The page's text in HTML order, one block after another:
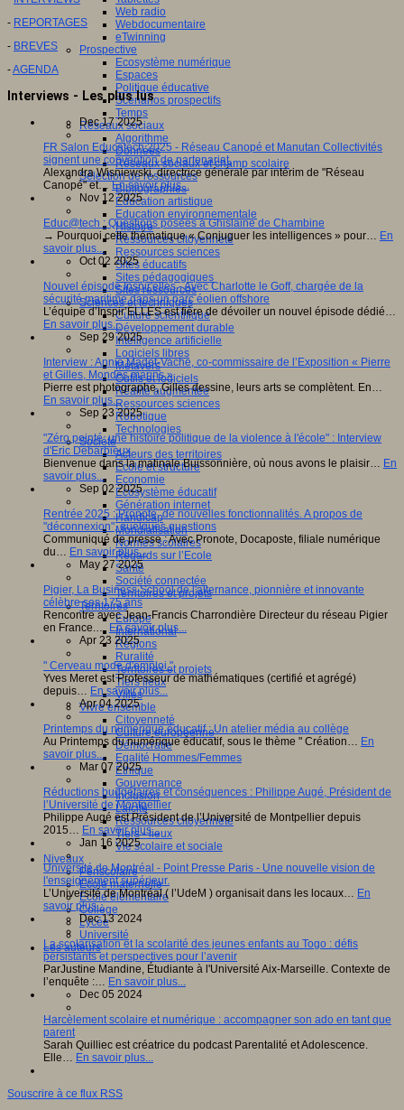
Web radio
Webdocumentaire
eTwinning
Prospective
Ecosystème numérique
Espaces
Politique éducative
Scénarios prospectifs
Temps
Réseaux sociaux
Algorithme
Données
Réseaux sociaux et champ scolaire
Sélection de ressources
Bibliographies
Education artistique
Education environnementale
Histoire
Ressources citoyenneté
Ressources sciences
Sites éducatifs
Sites pédagogiques
Sites ressources
Sciences et techniques
Culture scientifique
Développement durable
Intelligence artificielle
Logiciels libres
Métavers
Outils et logiciels
Réalité augmentée
Ressources sciences
Robotique
Technologies
Société
Acteurs des territoires
Ecole et structure
Economie
Ecosystème éducatif
Génération internet
Handicap
Mondialisation
Normes scolaires
Regards sur l’Ecole
Santé
Société connectée
Territoires et projets
Territoires
Europe
International
Régions
Ruralité
Territoires et projets
Tiers lieux
Villes
Vivre ensemble
Citoyenneté
Culture européenne
Démocratie
Egalité Hommes/Femmes
Ethique
Gouvernance
Inclusion
Laïcité
Ressources citoyenneté
Tiers - lieux
Vie scolaire et sociale
Niveaux
Périscolaire
Ecole maternelle
Ecole élémentaire
Collège
Lycée
Université
Les auteurs
- REPORTAGES
- BREVES
-AGENDA
Interviews - Les plus lus
Dec 17 2025
FR Salon Educatech 2025 - Réseau Canopé et Manutan Collectivités
signent une convention de partenariat.
Alexandra Wisniewski, directrice générale par intérim de "Réseau
Canopé" et…En savoir plus...
Nov 12 2025
Educ@tech : Questions posées à Ghislaine de Chambine
→ Pourquoi cette thématique « Conjuguer les intelligences » pour… En
savoir plus...
Oct 02 2025
Nouvel épisode Inspir'elles - Avec Charlotte le Goff, chargée de la
sécurité maritime dans un parc éolien offshore
L’équipe d’Inspir’ELLES est fière de dévoiler un nouvel épisode dédié…
En savoir plus...
Sep 29 2025
Interview : Annie Madet-Vache, co-commissaire de l’Exposition « Pierre
et Gilles, Mondes marins »
Pierre est photographe, Gilles dessine, leurs arts se complètent. En…
En savoir plus...
Sep 23 2025
"Zéro pointé, une histoire politique de la violence à l'école" : Interview
d'Eric Debarbieux
Bienvenue dans la matinale Buissonnière, où nous avons le plaisir… En
savoir plus...
Sep 02 2025
Rentrée 2025 : Pronote, de nouvelles fonctionnalités. A propos de
"déconnexion", quelques questions
Communiqué de presse : Avec Pronote, Docaposte, filiale numérique
du… En savoir plus...
May 27 2025
Pigier, La Business School de l'alternance, pionnière et innovante
célèbre ses 175 ans
Rencontre avec Jean-Francis Charrondière Directeur du réseau Pigier
en France.… En savoir plus...
Apr 23 2025
" Cerveau mode d'emploi "
Yves Meret est Professeur de mathématiques (certifié et agrégé)
depuis… En savoir plus...
Apr 04 2025
Printemps du numérique éducatif : Un atelier média au collège
Au Printemps du numérique éducatif, sous le thème " Création… En
savoir plus...
Mar 07 2025
Réductions budgétaires et conséquences : Philippe Augé, Président de
l’Université de Montpellier
Philippe Augé est Président de l’Université de Montpellier depuis
2015… En savoir plus...
Jan 16 2025
Université de Montréal - Point Presse Paris - Une nouvelle vision de
l'enseignement supérieur.
L’Université de Montréal ( l’UdeM ) organisait dans les locaux… En
savoir plus...
Dec 13 2024
La scolarisation et la scolarité des jeunes enfants au Togo : défis
persistants et perspectives pour l’avenir
ParJustine Mandine, Étudiante à l'Université Aix-Marseille. Contexte de
l’enquête :… En savoir plus...
Dec 05 2024
Harcèlement scolaire et numérique : accompagner son ado en tant que
parent
Sarah Quilliec est créatrice du podcast Parentalité et Adolescence.
Elle… En savoir plus...
Souscrire à ce flux RSS